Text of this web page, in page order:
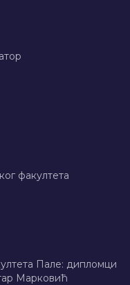
факултета
Пале: дипломци
Марковић